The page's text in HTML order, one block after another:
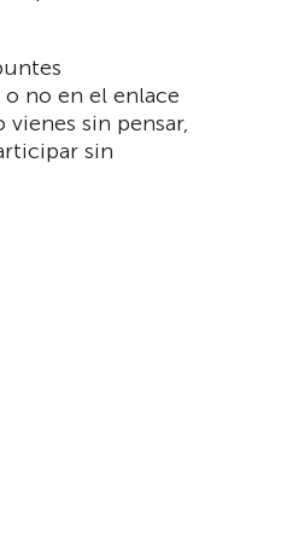
no en el enlace
sin pensar,
sin